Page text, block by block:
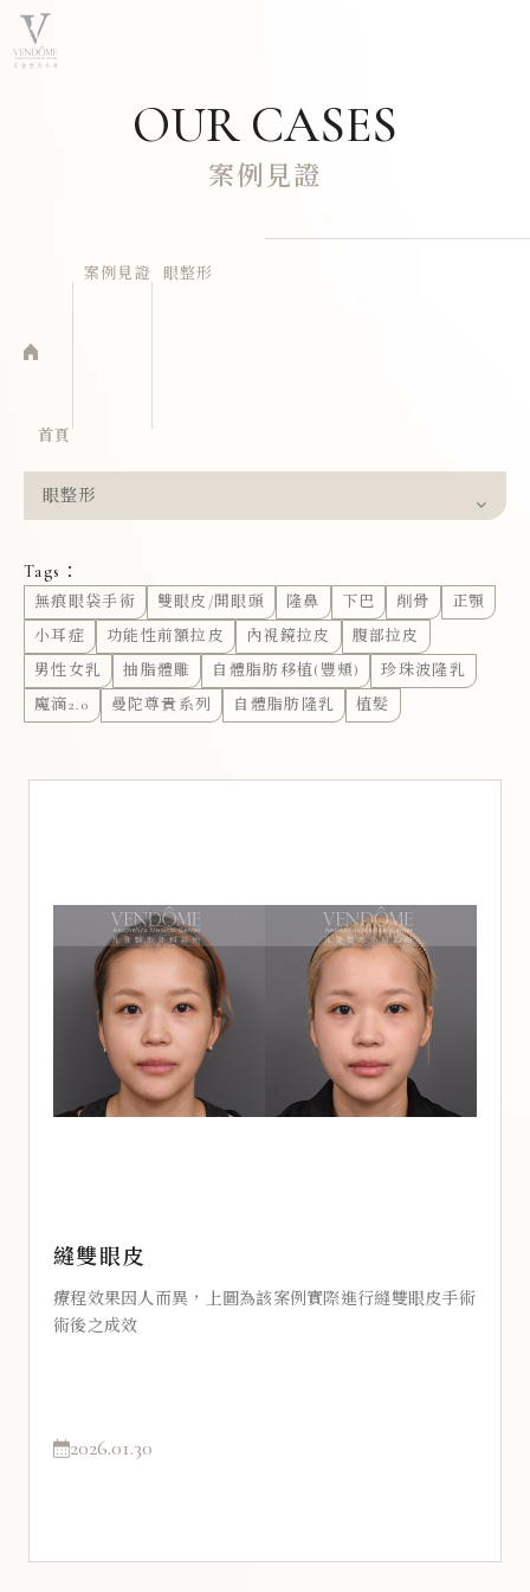
OUR CASES
案例見證
首頁
案例見證 眼整形
眼整形
Tags：
無痕眼袋手術 雙眼皮/開眼頭 隆鼻 下巴 削骨
正顎
小耳症
功能性前額拉皮 內視鏡拉皮
腹部拉皮
男性女乳
抽脂體雕 自體脂肪移植(豐頰)
珍珠波隆乳
魔滴2.0
曼陀尊貴系列 自體脂肪隆乳 植髮
縫雙眼皮
療程效果因人而異，上圖為該案例實際進行縫雙眼皮手術
術後之成效
2026.01.30